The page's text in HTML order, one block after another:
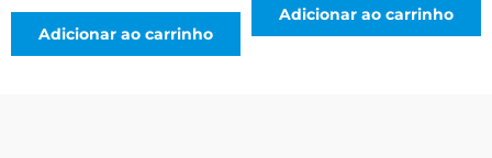
Adicionar ao carrinho
Adicionar ao carrinho